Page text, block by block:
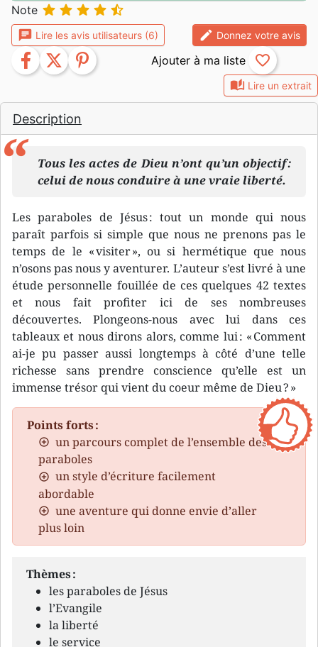
auto_stories Lire un extrait
Description
Tous les actes de Dieu n’ont qu’un objectif :
celui de nous conduire à une vraie liberté.
Les paraboles de Jésus : tout un monde qui nous
paraît parfois si simple que nous ne prenons pas le
temps de le « visiter », ou si hermétique que nous
n’osons pas nous y aventurer. L’auteur s’est livré à une
étude personnelle fouillée de ces quelques 42 textes
et nous fait profiter ici de ses nombreuses
découvertes. Plongeons-nous avec lui dans ces
tableaux et nous dirons alors, comme lui : « Comment
ai-je pu passer aussi longtemps à côté d’une telle
richesse sans prendre conscience qu’elle est un
immense trésor qui vient du coeur même de Dieu ? »
Points forts :
un parcours complet de l’ensemble des
paraboles
un style d’écriture facilement
abordable
une aventure qui donne envie d’aller
plus loin
Thèmes :
les paraboles de Jésus
l’Evangile
la liberté
le service
Note     
chat Lire les avis utilisateurs (6) edit Donnez votre avis
facebook twitter pinterest favorite_border